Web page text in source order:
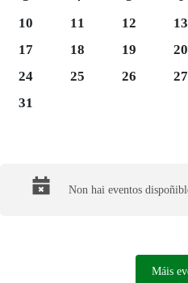
Luns 10
10 Martes 11
11 Mércores
12 13
Luns 17
17 Martes 18
18 Mércores
19 20
Luns 24
24 Martes 25
25 Mércores
26 27
Luns 31
31
Non hai eventos
Máis